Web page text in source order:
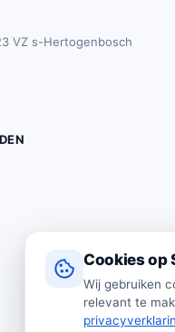
Cookies op
Wij gebruiken
relevant te
VZ s-Hertogenbosch